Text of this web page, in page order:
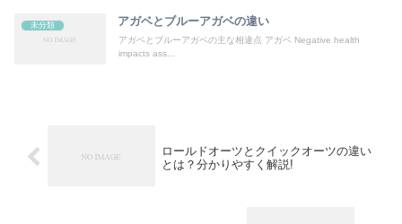
未分類 アガベとブルーアガベの違い
アガベとブルーアガベの主な相違点 アガベ Negative health
impacts ass...
ロールドオーツとクイックオーツの違い
とは？分かりやすく解説!